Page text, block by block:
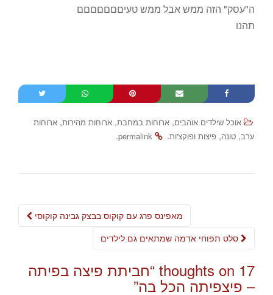
ה"עסק" הזה ממש אבל ממש טעיםםםםםםם
תהנו
אוכל שילדים אוהבים, ארוחות במחבת, ארוחות מהירות, ארוחות
ערב, טונה, פיצות ופוקצ'ות.
permalink
.
Post
מאפינס פרג עם קוקוס בבצק גבינה קוקוסי
17 thoughts on “ חביתת פיצה בפיתה
– פיצפיתה הכל בה”